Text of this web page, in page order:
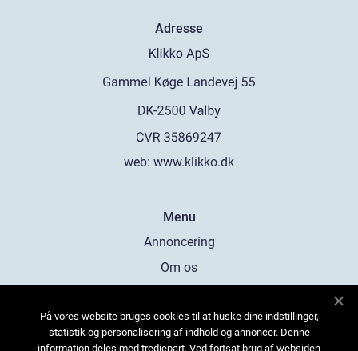
Adresse
web: www.klikko.dk
Menu
Annoncering
Om os
Kontakt os
Sitemap
På vores website bruges cookies til at huske dine indstillinger,
statistik og personalisering af indhold og annoncer. Denne
information deles med tredjepart. Ved fortsat brug af websiden